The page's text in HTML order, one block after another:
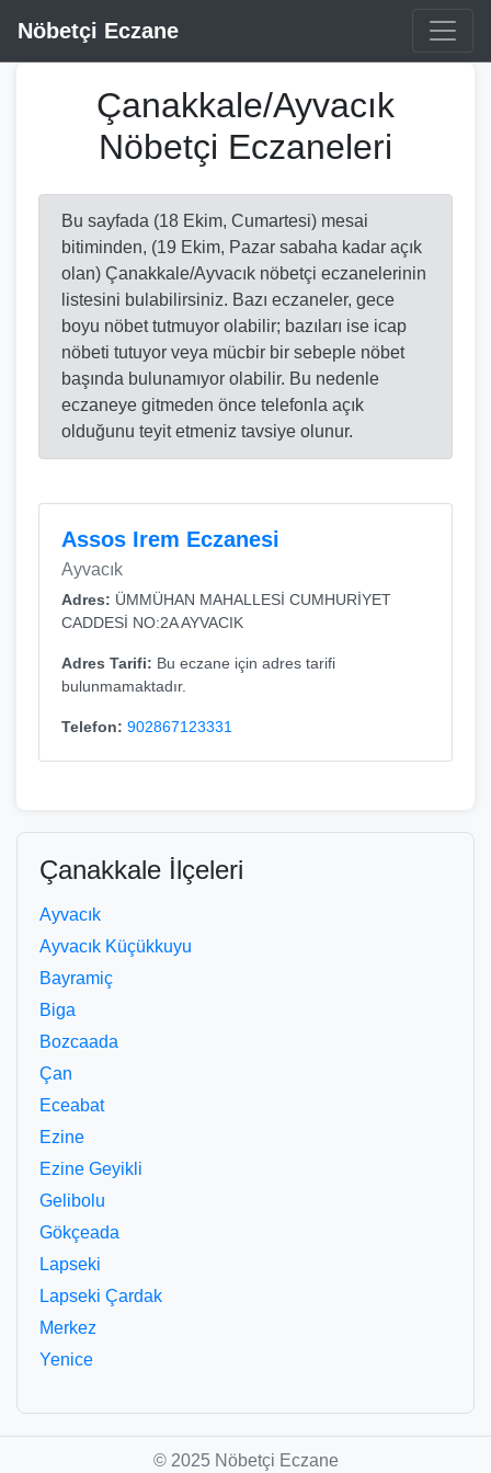
Nöbetçi Eczane
Çanakkale/Ayvacık
Nöbetçi Eczaneleri
Bu sayfada (18 Ekim, Cumartesi) mesai
bitiminden, (19 Ekim, Pazar sabaha kadar açık
olan) Çanakkale/Ayvacık nöbetçi eczanelerinin
listesini bulabilirsiniz. Bazı eczaneler, gece
boyu nöbet tutmuyor olabilir; bazıları ise icap
nöbeti tutuyor veya mücbir bir sebeple nöbet
başında bulunamıyor olabilir. Bu nedenle
eczaneye gitmeden önce telefonla açık
olduğunu teyit etmeniz tavsiye olunur.
Assos Irem Eczanesi
Ayvacık
Adres: ÜMMÜHAN MAHALLESİ CUMHURİYET
CADDESİ NO:2A AYVACIK
Adres Tarifi: Bu eczane için adres tarifi
bulunmamaktadır.
Telefon: 902867123331
Çanakkale İlçeleri
Ayvacık
Ayvacık Küçükkuyu
Bayramiç
Biga
Bozcaada
Çan
Eceabat
Ezine
Ezine Geyikli
Gelibolu
Gökçeada
Lapseki
Lapseki Çardak
Merkez
Yenice
© 2025 Nöbetçi Eczane